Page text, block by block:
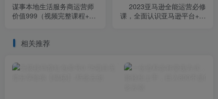
谋事本地生活服务商运营师
价值999（视频完整课程+课
2023亚马逊全能运营必修
课，全面认识亚马逊平台+精
相关推荐